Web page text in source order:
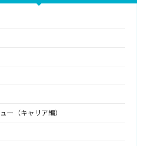
ー（キャリア編）